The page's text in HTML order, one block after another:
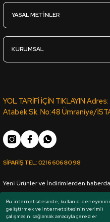
Bu internet sitesinde, kullanıcı deneyimini
geliştirmek ve internet sitesinin verimli
çalışmasını sağlamak amacıyla çerezler
1.190,00
Sarı Çift Yüz Boyalı Mdf
YASAL METİNLER
KURUMSAL
YOL TARİFİ İÇİN TIKLAYIN
Atabek Sk. No:48 Ümraniye/
SİPARİŞ TEL:0216 606 80 98
Yeni Ürünler ve İndirimlerden
Her hakkı saklıdır. Copyright © 1983 - 2025